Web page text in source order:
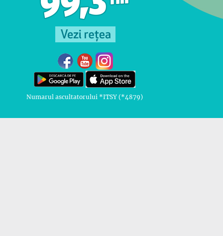
Numarul ascultatorului *ITSY (*4879)